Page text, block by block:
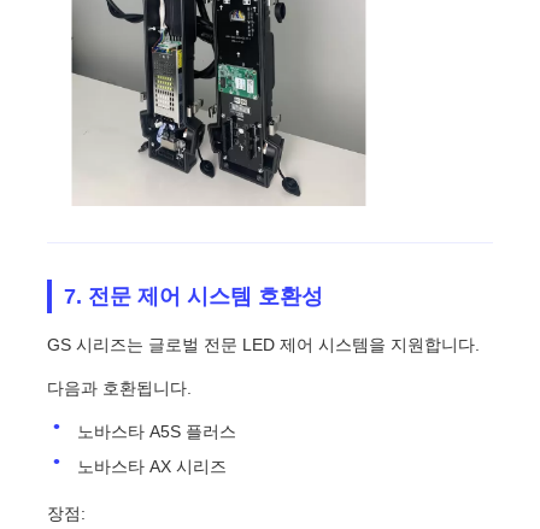
7. 전문 제어 시스템 호환성
GS 시리즈는 글로벌 전문 LED 제어 시스템을 지원합니다.
다음과 호환됩니다.
노바스타 A5S 플러스
노바스타 AX 시리즈
장점: